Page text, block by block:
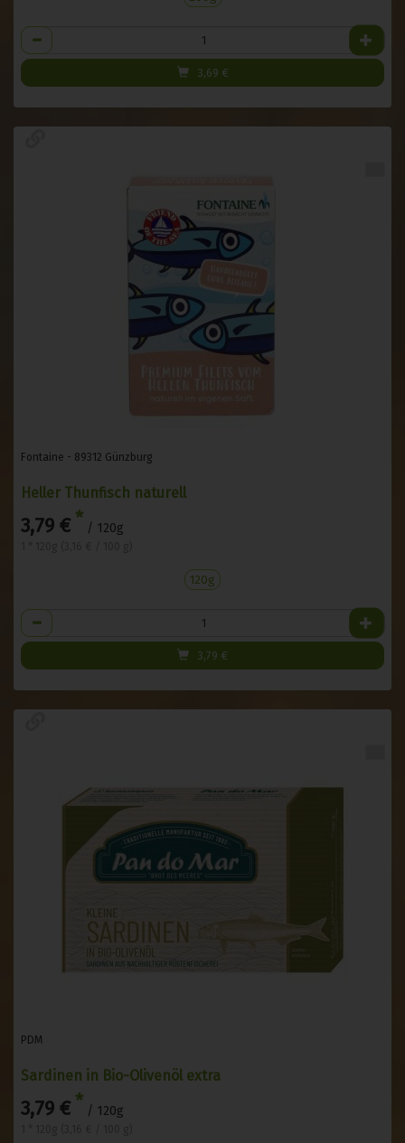
Anzahl
3,69 €
Fontaine - 89312 Günzburg
Heller Thunfisch naturell
3,79 € * / 120g
120g
Anzahl
3,79 €
PDM
Sardinen in Bio-Olivenöl extra
3,79 € * / 120g